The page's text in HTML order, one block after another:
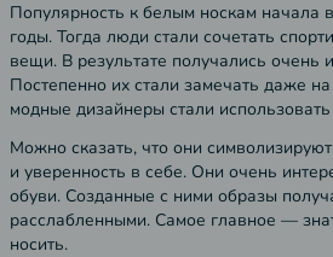
Популярность к белым носкам начала
годы. Тогда люди стали сочетать
вещи. В результате получались очень
Постепенно их стали замечать даже
модные дизайнеры стали использовать
Можно сказать, что они
и уверенность в себе. Они очень
обуви. Созданные с ними образы
расслабленными. Самое главное —
носить.